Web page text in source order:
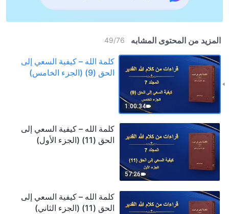
المزيد من المحتوى المشابه 49/76
1:00:34
كلمة الله – كيفية السعي إلى
الحق (9) (الجزء الخامس)
57:26
كلمة الله – كيفية السعي إلى
الحق (11) (الجزء الأول)
كلمة الله – كيفية السعي إلى
الحق (11) (الجزء الثاني)